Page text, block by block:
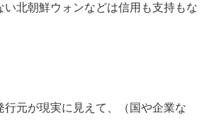
い北朝鮮ウォンなどは信用も支持もな
行元が現実に見えて、（国や企業な